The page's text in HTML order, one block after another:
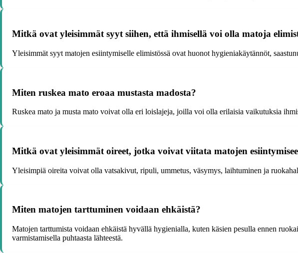
Mitkä ovat yleisimmät syyt siihen, että ihmisellä voi olla matoja
Yleisimmät syyt matojen esiintymiselle elimistössä ovat huonot hygieniakäytännöt,
Miten ruskea mato eroaa mustasta madosta?
Ruskea mato ja musta mato voivat olla eri loislajeja, joilla voi olla erilaisia vaikutuksia
Mitkä ovat yleisimmät oireet, jotka voivat viitata matojen
Yleisimpiä oireita voivat olla vatsakivut, ripuli, ummetus, väsymys, laihtuminen ja
Miten matojen tarttuminen voidaan ehkäistä?
Matojen tarttumista voidaan ehkäistä hyvällä hygienialla, kuten käsien pesulla ennen
varmistamisella puhtaasta lähteestä.